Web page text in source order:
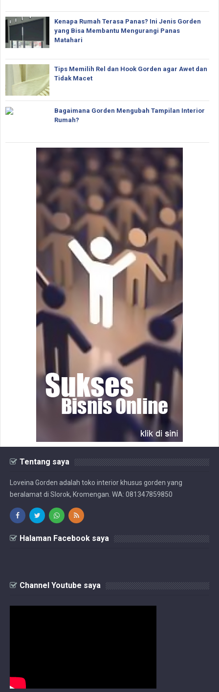
Kenapa Rumah Terasa Panas? Ini Jenis Gorden
yang Bisa Membantu Mengurangi Panas
Matahari
Tips Memilih Rel dan Hook Gorden agar Awet dan
Tidak Macet
Bagaimana Gorden Mengubah Tampilan Interior
Rumah?
Tentang saya
Loveina Gorden adalah toko interior khusus gorden yang
beralamat di Slorok, Kromengan. WA: 081347859850
Halaman Facebook saya
Channel Youtube saya